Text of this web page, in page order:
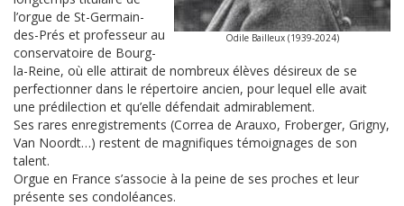
Odile Bailleux (1939-2024)
l’orgue de St-Germain-
des-Prés et professeur au
conservatoire de Bourg-
la-Reine, où elle attirait de nombreux élèves désireux de se
perfectionner dans le répertoire ancien, pour lequel elle avait
une prédilection et qu’elle défendait admirablement.
Ses rares enregistrements (Correa de Arauxo, Froberger, Grigny,
Van Noordt…) restent de magnifiques témoignages de son
talent.
Orgue en France s’associe à la peine de ses proches et leur
présente ses condoléances.